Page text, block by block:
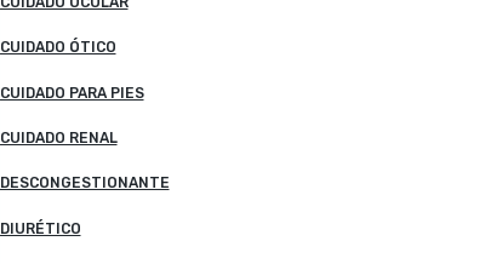
CUIDADO ÓTICO
CUIDADO PARA PIES
CUIDADO RENAL
DESCONGESTIONANTE
DIURÉTICO